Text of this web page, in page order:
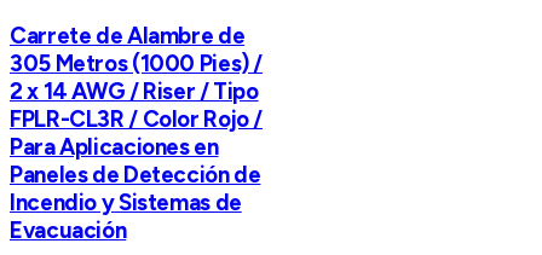
Carrete de Alambre de
305 Metros (1000 Pies) /
2 x 14 AWG / Riser / Tipo
FPLR-CL3R / Color Rojo /
Para Aplicaciones en
Paneles de Detección de
Incendio y Sistemas de
Evacuación